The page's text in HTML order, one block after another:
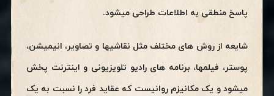
پاسخ منطقی به اطلاعات طراحی میشود.
شایعه از روش های مختلف مثل نقاشیها و تصاویر، انیمیشن،
پوستر، فیلمها، برنامه های رادیو تلویزیونی و اینترنت پخش
میشود و یک مکانیزم روانیست که عقاید فرد را نسبت به یک